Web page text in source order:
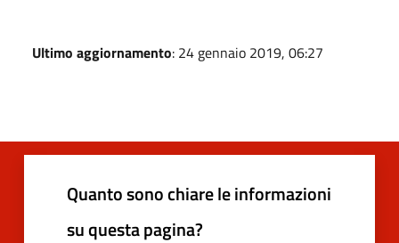
Ultimo aggiornamento: 24 gennaio 2019, 06:27
Quanto sono chiare le informazioni
su questa pagina?